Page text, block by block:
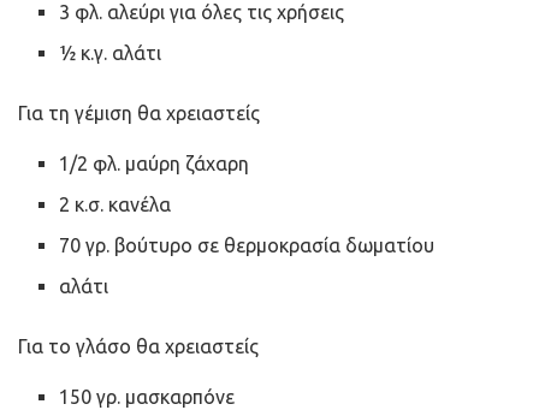
3 φλ. αλεύρι για όλες τις χρήσεις
½ κ.γ. αλάτι
Για τη γέμιση θα χρειαστείς
1/2 φλ. μαύρη ζάχαρη
2 κ.σ. κανέλα
70 γρ. βούτυρο σε θερμοκρασία δωματίου
αλάτι
Για το γλάσο θα χρειαστείς
150 γρ. μασκαρπόνε